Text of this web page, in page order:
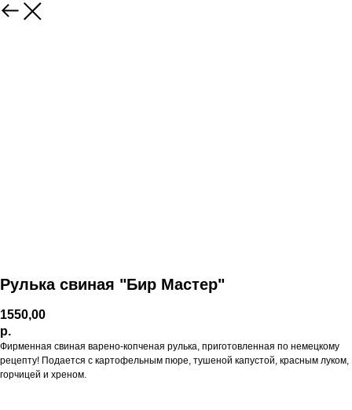
Рулька свиная "Бир Мастер"
1550,00
р.
Фирменная свиная варено-копченая рулька, приготовленная по немецкому
рецепту! Подается с картофельным пюре, тушеной капустой, красным луком,
горчицей и хреном.